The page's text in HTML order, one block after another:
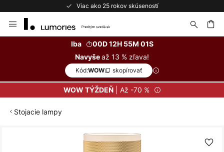
Viac ako 25 rokov skúseností
to
Iba
00D 12H 55M 01S
Navyšeaž 13 % zľava!
Kód:WOW skopírovať
WOW TÝŽDEŇ| Až -70 %
Stojacie lampy